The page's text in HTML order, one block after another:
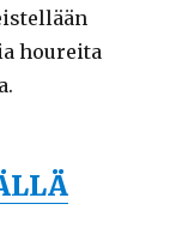
houreita